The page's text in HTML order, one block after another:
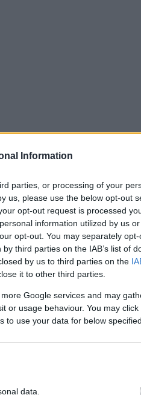
Information
parties, or processing of your
us, please use the below opt-out
opt-out request is processed
information utilized by us
opt-out. You may separately
third parties on the IAB’s list of
by us to third parties on the
it to other third parties.
Google services and may
or usage behaviour. You may
to use your data for below
data.